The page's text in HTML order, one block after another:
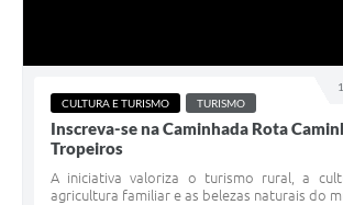
CULTURA E TURISMO TURISMO
Inscreva-se na Caminhada Rota
Tropeiros
A iniciativa valoriza o turismo rural, a
agricultura familiar e as belezas naturais do